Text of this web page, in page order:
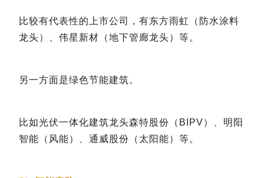
比较有代表性的上市公司，有东方雨虹（防水涂料
龙头）、伟星新材（地下管廊龙头）等。
另一方面是绿色节能建筑。
比如光伏一体化建筑龙头森特股份（BIPV）、明阳
智能（风能）、通威股份（太阳能）等。